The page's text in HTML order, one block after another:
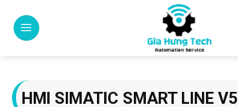
HMI SIMATIC SMART LINE V5